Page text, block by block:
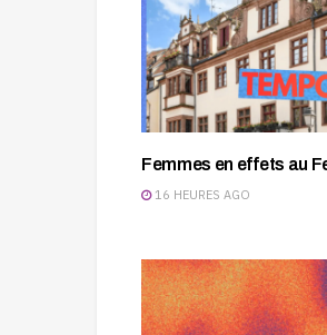
Femmes en effets au
16 HEURES AGO